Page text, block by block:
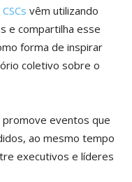
CSCs vêm utilizando
e compartilha esse
forma de inspirar
coletivo sobre o
promove eventos que
ao mesmo tempo
executivos e líderes